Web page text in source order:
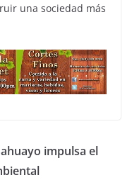
una sociedad más
impulsa el